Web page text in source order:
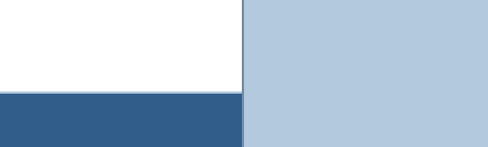
возможность
позволяют организовывать
всегда